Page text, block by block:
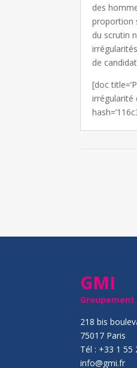
des
proportion
du scrutin
de
[doc
irrégularité
GMI
218 bis
75017 Paris
Tél : +33 1 55
info@gmi.fr